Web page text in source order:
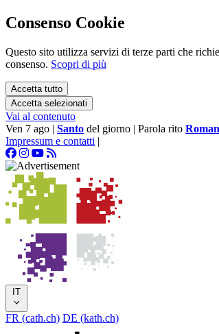
Consenso Cookie
Questo sito utilizza servizi di terze parti che
consenso. Scopri di più
Accetta tutto
Accetta selezionati
Vai al contenuto
Ven 7 ago | Santo del giorno | Parola rito
Impressum e contatti |
IT
FR (cath.ch) DE (kath.ch)